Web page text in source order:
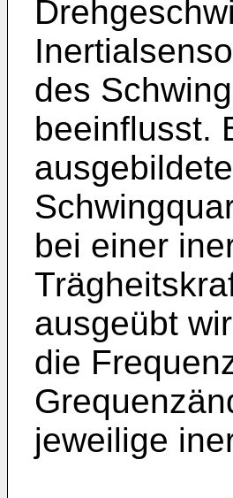
des
beeinflusst.
bei einer
ausgeübt
die
jeweilige